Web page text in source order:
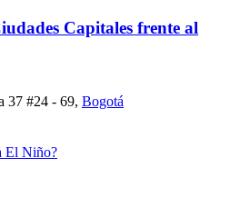
Capitales frente al
37 #24 - 69, Bogotá